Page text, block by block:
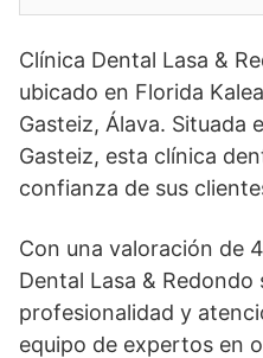
Clínica Dental Lasa &
ubicado en Florida
Gasteiz, Álava. Situada
Gasteiz, esta clínica
confianza de sus
Con una valoración de
Dental Lasa & Redondo
profesionalidad y
equipo de expertos en